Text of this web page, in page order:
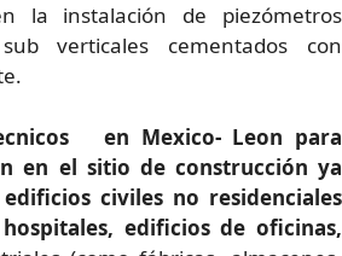
la instalación de piezómetros
verticales cementados con
en Mexico- Leon para
en el sitio de construcción ya
civiles no residenciales
edificios de oficinas,